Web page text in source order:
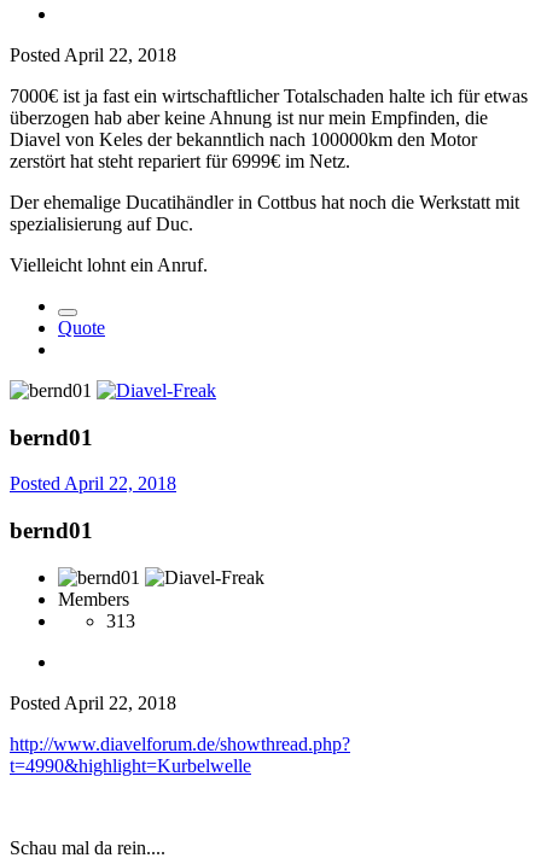
Posted April 22, 2018
7000€ ist ja fast ein wirtschaftlicher Totalschaden halte ich für etwas
überzogen hab aber keine Ahnung ist nur mein Empfinden, die
Diavel von Keles der bekanntlich nach 100000km den Motor
zerstört hat steht repariert für 6999€ im Netz.
Der ehemalige Ducatihändler in Cottbus hat noch die Werkstatt mit
spezialisierung auf Duc.
Vielleicht lohnt ein Anruf.
Quote
bernd01
Posted April 22, 2018
bernd01
Members
313
Posted April 22, 2018
http://www.diavelforum.de/showthread.php?
t=4990&highlight=Kurbelwelle
Schau mal da rein....